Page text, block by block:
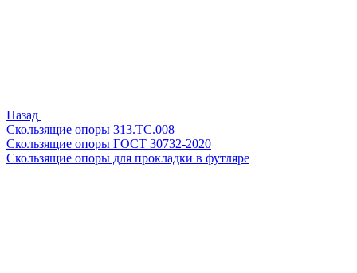
Назад
Скользящие опоры 313.ТС.008
Скользящие опоры ГОСТ 30732-2020
Скользящие опоры для прокладки в футляре